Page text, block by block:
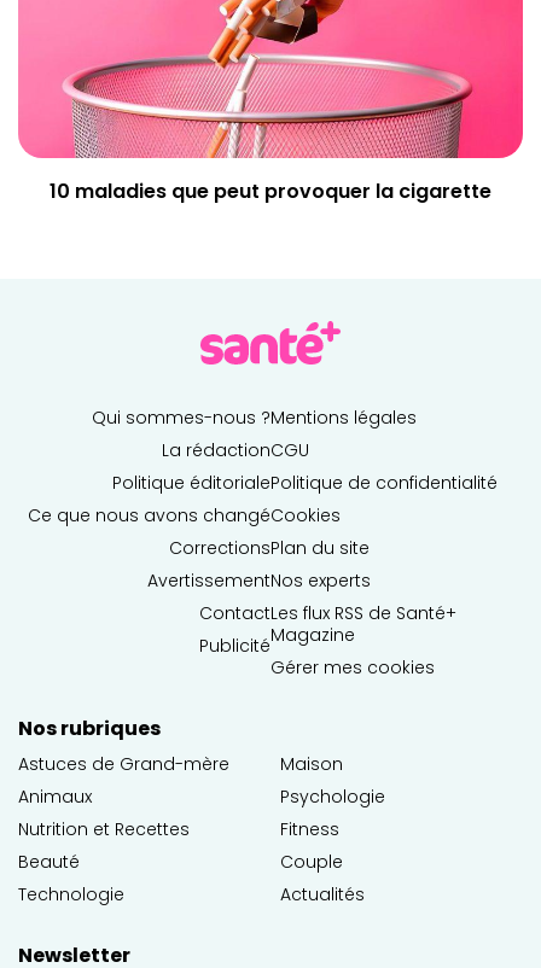
10 maladies que peut provoquer la cigarette
Qui sommes-nous ?
La rédaction
Politique éditoriale
Ce que nous avons changé
Corrections
Avertissement
Contact
Publicité
Mentions légales
CGU
Politique de confidentialité
Cookies
Plan du site
Nos experts
Les flux RSS de Santé+
Magazine
Gérer mes cookies
Nos rubriques
Astuces de Grand-mère
Animaux
Nutrition et Recettes
Beauté
Technologie
Maison
Psychologie
Fitness
Couple
Actualités
Newsletter